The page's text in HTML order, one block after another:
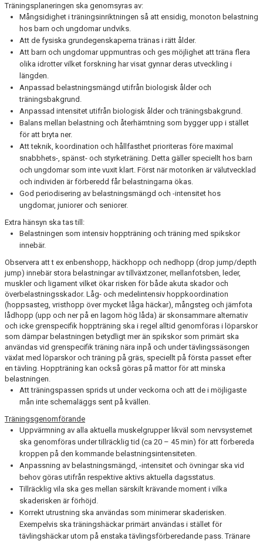
Träningsplaneringen ska genomsyras av:
Mångsidighet i träningsinriktningen så att ensidig, monoton belastning
hos barn och ungdomar undviks.
Att de fysiska grundegenskaperna tränas i rätt ålder.
Att barn och ungdomar uppmuntras och ges möjlighet att träna flera
olika idrotter vilket forskning har visat gynnar deras utveckling i
längden.
Anpassad belastningsmängd utifrån biologisk ålder och
träningsbakgrund.
Anpassad intensitet utifrån biologisk ålder och träningsbakgrund.
Balans mellan belastning och återhämtning som bygger upp i stället
för att bryta ner.
Att teknik, koordination och hållfasthet prioriteras före maximal
snabbhets-, spänst- och styrketräning. Detta gäller speciellt hos barn
och ungdomar som inte vuxit klart. Först när motoriken är välutvecklad
och individen är förberedd får belastningarna ökas.
God periodisering av belastningsmängd och -intensitet hos
ungdomar, juniorer och seniorer.
Extra hänsyn ska tas till:
Belastningen som intensiv hoppträning och träning med spikskor
innebär.
Observera att t ex enbenshopp, häckhopp och nedhopp (drop jump/depth
jump) innebär stora belastningar av tillväxtzoner, mellanfotsben, leder,
muskler och ligament vilket ökar risken för både akuta skador och
överbelastningsskador. Låg- och medelintensiv hoppkoordination
(hoppsasteg, vristhopp över mycket låga häckar), mångsteg och jämfota
lådhopp (upp och ner på en lagom hög låda) är skonsammare alternativ
och icke grenspecifik hoppträning ska i regel alltid genomföras i löparskor
som dämpar belastningen betydligt mer än spikskor som primärt ska
användas vid grenspecifik träning nära inpå och under tävlingssäsongen
växlat med löparskor och träning på gräs, speciellt på första passet efter
en tävling. Hoppträning kan också göras på mattor för att minska
belastningen.
Att träningspassen sprids ut under veckorna och att de i möjligaste
mån inte schemaläggs sent på kvällen.
Träningsgenomförande
Uppvärmning av alla aktuella muskelgrupper likväl som nervsystemet
ska genomföras under tillräcklig tid (ca 20 – 45 min) för att förbereda
kroppen på den kommande belastningsintensiteten.
Anpassning av belastningsmängd, -intensitet och övningar ska vid
behov göras utifrån respektive aktivs aktuella dagsstatus.
Tillräcklig vila ska ges mellan särskilt krävande moment i vilka
skaderisken är förhöjd.
Korrekt utrustning ska användas som minimerar skaderisken.
Exempelvis ska träningshäckar primärt användas i stället för
tävlingshäckar utom på enstaka tävlingsförberedande pass. Tränare